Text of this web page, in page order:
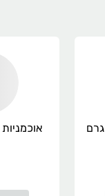
אבוקדו האס בשל 450 גרם
אוכמניות 125 גרם, טבעי